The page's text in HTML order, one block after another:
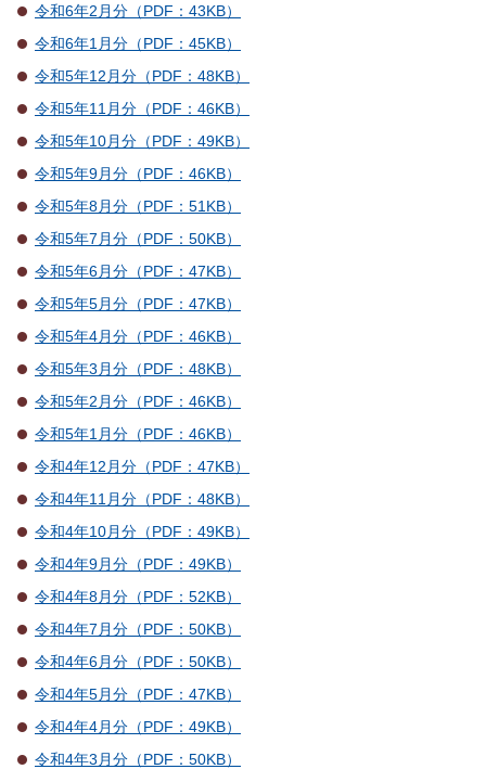
令和6年2月分（PDF：43KB）
令和6年1月分（PDF：45KB）
令和5年12月分（PDF：48KB）
令和5年11月分（PDF：46KB）
令和5年10月分（PDF：49KB）
令和5年9月分（PDF：46KB）
令和5年8月分（PDF：51KB）
令和5年7月分（PDF：50KB）
令和5年6月分（PDF：47KB）
令和5年5月分（PDF：47KB）
令和5年4月分（PDF：46KB）
令和5年3月分（PDF：48KB）
令和5年2月分（PDF：46KB）
令和5年1月分（PDF：46KB）
令和4年12月分（PDF：47KB）
令和4年11月分（PDF：48KB）
令和4年10月分（PDF：49KB）
令和4年9月分（PDF：49KB）
令和4年8月分（PDF：52KB）
令和4年7月分（PDF：50KB）
令和4年6月分（PDF：50KB）
令和4年5月分（PDF：47KB）
令和4年4月分（PDF：49KB）
令和4年3月分（PDF：50KB）